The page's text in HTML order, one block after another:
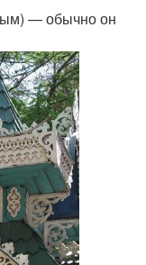
— обычно он